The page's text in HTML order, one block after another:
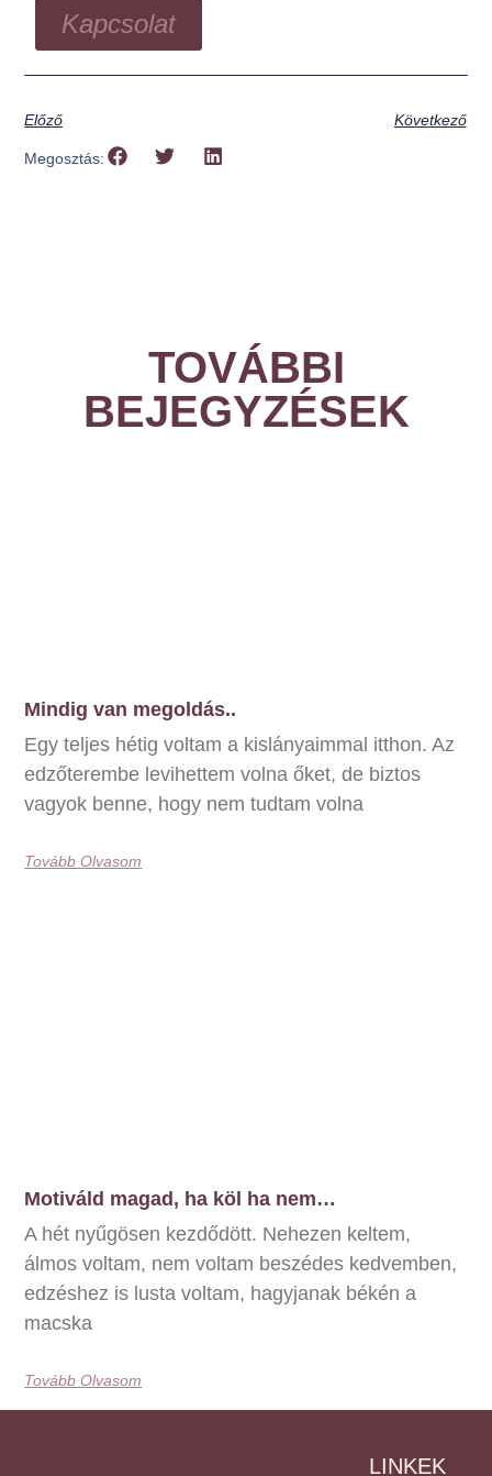
Kapcsolat
Előző Következő
Megosztás:
TOVÁBBI
BEJEGYZÉSEK
Mindig van megoldás..
Egy teljes hétig voltam a kislányaimmal itthon. Az
edzőterembe levihettem volna őket, de biztos
vagyok benne, hogy nem tudtam volna
Tovább Olvasom
Motiváld magad, ha köl ha nem…
A hét nyűgösen kezdődött. Nehezen keltem,
álmos voltam, nem voltam beszédes kedvemben,
edzéshez is lusta voltam, hagyjanak békén a
macska
Tovább Olvasom
LINKEK